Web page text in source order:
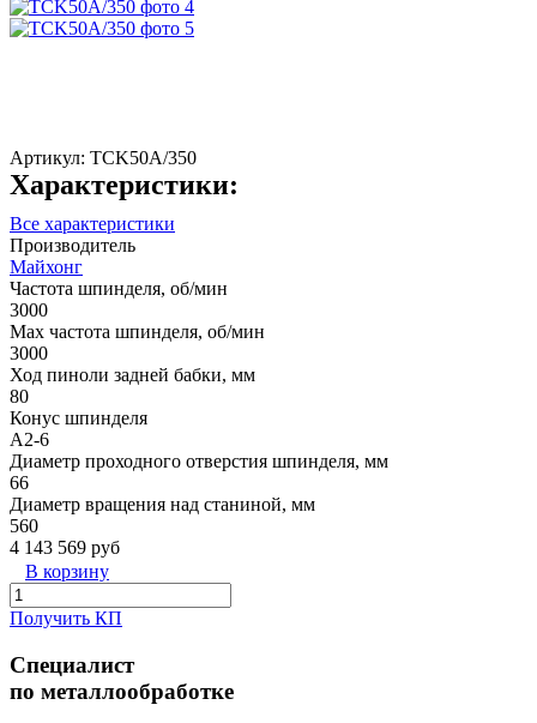
Артикул: TCK50A/350
Характеристики:
Все характеристики
Производитель
Майхонг
Частота шпинделя, об/мин
3000
Max частота шпинделя, об/мин
3000
Ход пиноли задней бабки, мм
80
Конус шпинделя
A2-6
Диаметр проходного отверстия шпинделя, мм
66
Диаметр вращения над станиной, мм
560
4 143 569 руб
В корзину
Получить КП
Специалист
по металлообработке